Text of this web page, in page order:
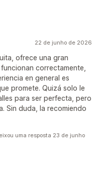
22 de junho de 2026
ofrece una gran
correctamente,
en general es
promete. Quizá solo le
para ser perfecta, pero
Sin duda, la recomiendo
uma resposta 23 de junho